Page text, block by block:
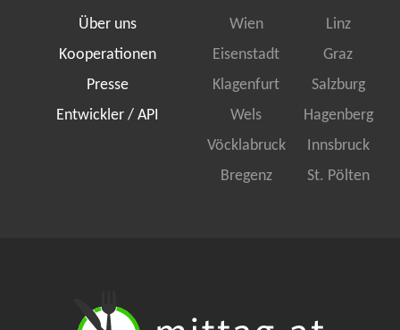
Über uns
Kooperationen
Presse
Entwickler / API
Wien
Linz
Eisenstadt
Graz
Klagenfurt
Salzburg
Wels
Hagenberg
Vöcklabruck
Innsbruck
Bregenz
St. Pölten